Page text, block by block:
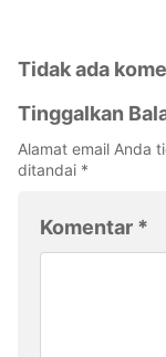
Tidak ada
Tinggalkan
Alamat email Anda
ditandai *
Komentar *